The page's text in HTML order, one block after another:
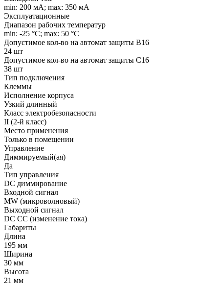
min: 200 мA; max: 350 мA
Эксплуатационные
Диапазон рабочих температур
min: -25 °C; max: 50 °C
Допустимое кол-во на автомат защиты B16
24 шт
Допустимое кол-во на автомат защиты C16
38 шт
Тип подключения
Клеммы
Исполнение корпуса
Узкий длинный
Класс электробезопасности
II (2-й класс)
Место применения
Только в помещении
Управление
Диммируемый(ая)
Да
Тип управления
DC диммирование
Входной сигнал
MW (микроволновый)
Выходной сигнал
DC CC (изменение тока)
Габариты
Длина
195 мм
Ширина
30 мм
Высота
21 мм